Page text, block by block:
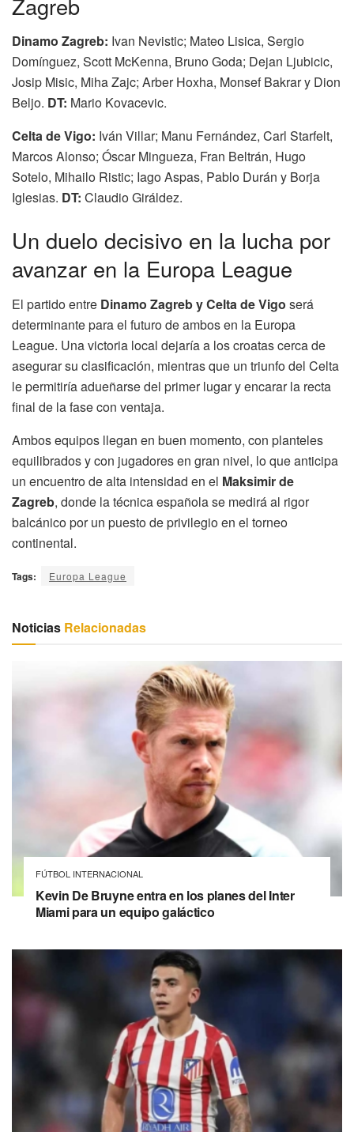
Dinamo Zagreb: Ivan Nevistic; Mateo Lisica, Sergio
Domínguez, Scott McKenna, Bruno Goda; Dejan Ljubicic,
Josip Misic, Miha Zajc; Arber Hoxha, Monsef Bakrar y Dion
Beljo. DT: Mario Kovacevic.
Celta de Vigo: Iván Villar; Manu Fernández, Carl Starfelt,
Marcos Alonso; Óscar Mingueza, Fran Beltrán, Hugo
Sotelo, Mihailo Ristic; Iago Aspas, Pablo Durán y Borja
Iglesias. DT: Claudio Giráldez.
Un duelo decisivo en la lucha por
avanzar en la Europa League
El partido entre Dinamo Zagreb y Celta de Vigo será
determinante para el futuro de ambos en la Europa
League. Una victoria local dejaría a los croatas cerca de
asegurar su clasificación, mientras que un triunfo del Celta
le permitiría adueñarse del primer lugar y encarar la recta
final de la fase con ventaja.
Ambos equipos llegan en buen momento, con planteles
equilibrados y con jugadores en gran nivel, lo que anticipa
un encuentro de alta intensidad en el Maksimir de
Zagreb, donde la técnica española se medirá al rigor
balcánico por un puesto de privilegio en el torneo
continental.
Tags: Europa League
Noticias Relacionadas
FÚTBOL INTERNACIONAL
Kevin De Bruyne entra en los planes del Inter
Miami para un equipo galáctico